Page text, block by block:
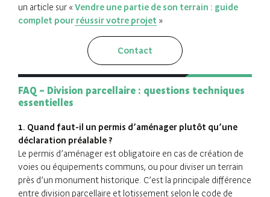
un article sur «Vendre une partie de son terrain : guide
complet pour réussir votre projet »
Contact
FAQ – Division parcellaire : questions techniques
essentielles
1. Quand faut-il un permis d’aménager plutôt qu’une
déclaration préalable ?
Le permis d’aménager est obligatoire en cas de création de
voies ou équipements communs, ou pour diviser un terrain
près d’un monument historique. C’est la principale différence
entre division parcellaire et lotissement selon le code de